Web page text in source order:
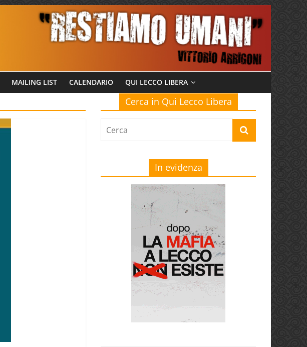
MAILING LIST CALENDARIO QUI LECCO LIBERA
Cerca in Qui Lecco Libera
In evidenza